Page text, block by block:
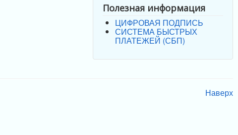
Полезная информация
ЦИФРОВАЯ ПОДПИСЬ
СИСТЕМА БЫСТРЫХ
ПЛАТЕЖЕЙ (СБП)
Наверх